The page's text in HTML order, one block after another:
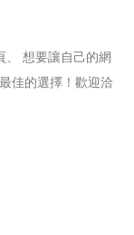
、 想要讓自己的網
佳的選擇！歡迎洽